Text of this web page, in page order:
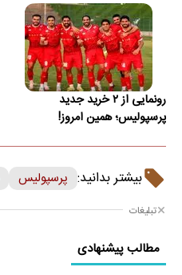
رونمایی از ۲ خرید جدید
پرسپولیس؛ همین امروز!
بیشتر بدانید: پرسپولیس
تبلیغات
مطالب پیشنهادی